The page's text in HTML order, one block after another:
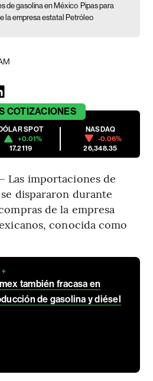
de gasolina en México Pipas para
la empresa estatal Petróleo
COTIZACIONES
SPOT
+0.01%
17.2119
NASDAQ
-0.06%
26,348.35
Las importaciones de
dispararon durante
de la empresa
conocida como
+
también fracasa en
de gasolina y diésel